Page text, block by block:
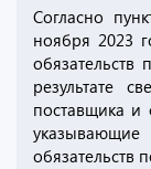
Согласно
ноября 2023
обязательств
результате
поставщика и
обязательств